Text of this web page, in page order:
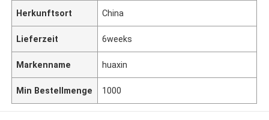
Herkunftsort China
Lieferzeit 6weeks
Markenname huaxin
Min Bestellmenge 1000